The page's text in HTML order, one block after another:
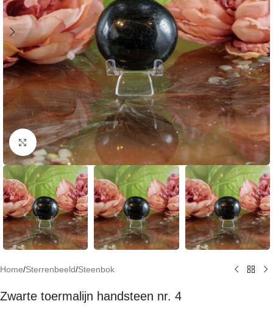
Klik om te vergroten
Home/Sterrenbeeld/Steenbok
Zwarte toermalijn handsteen nr. 4